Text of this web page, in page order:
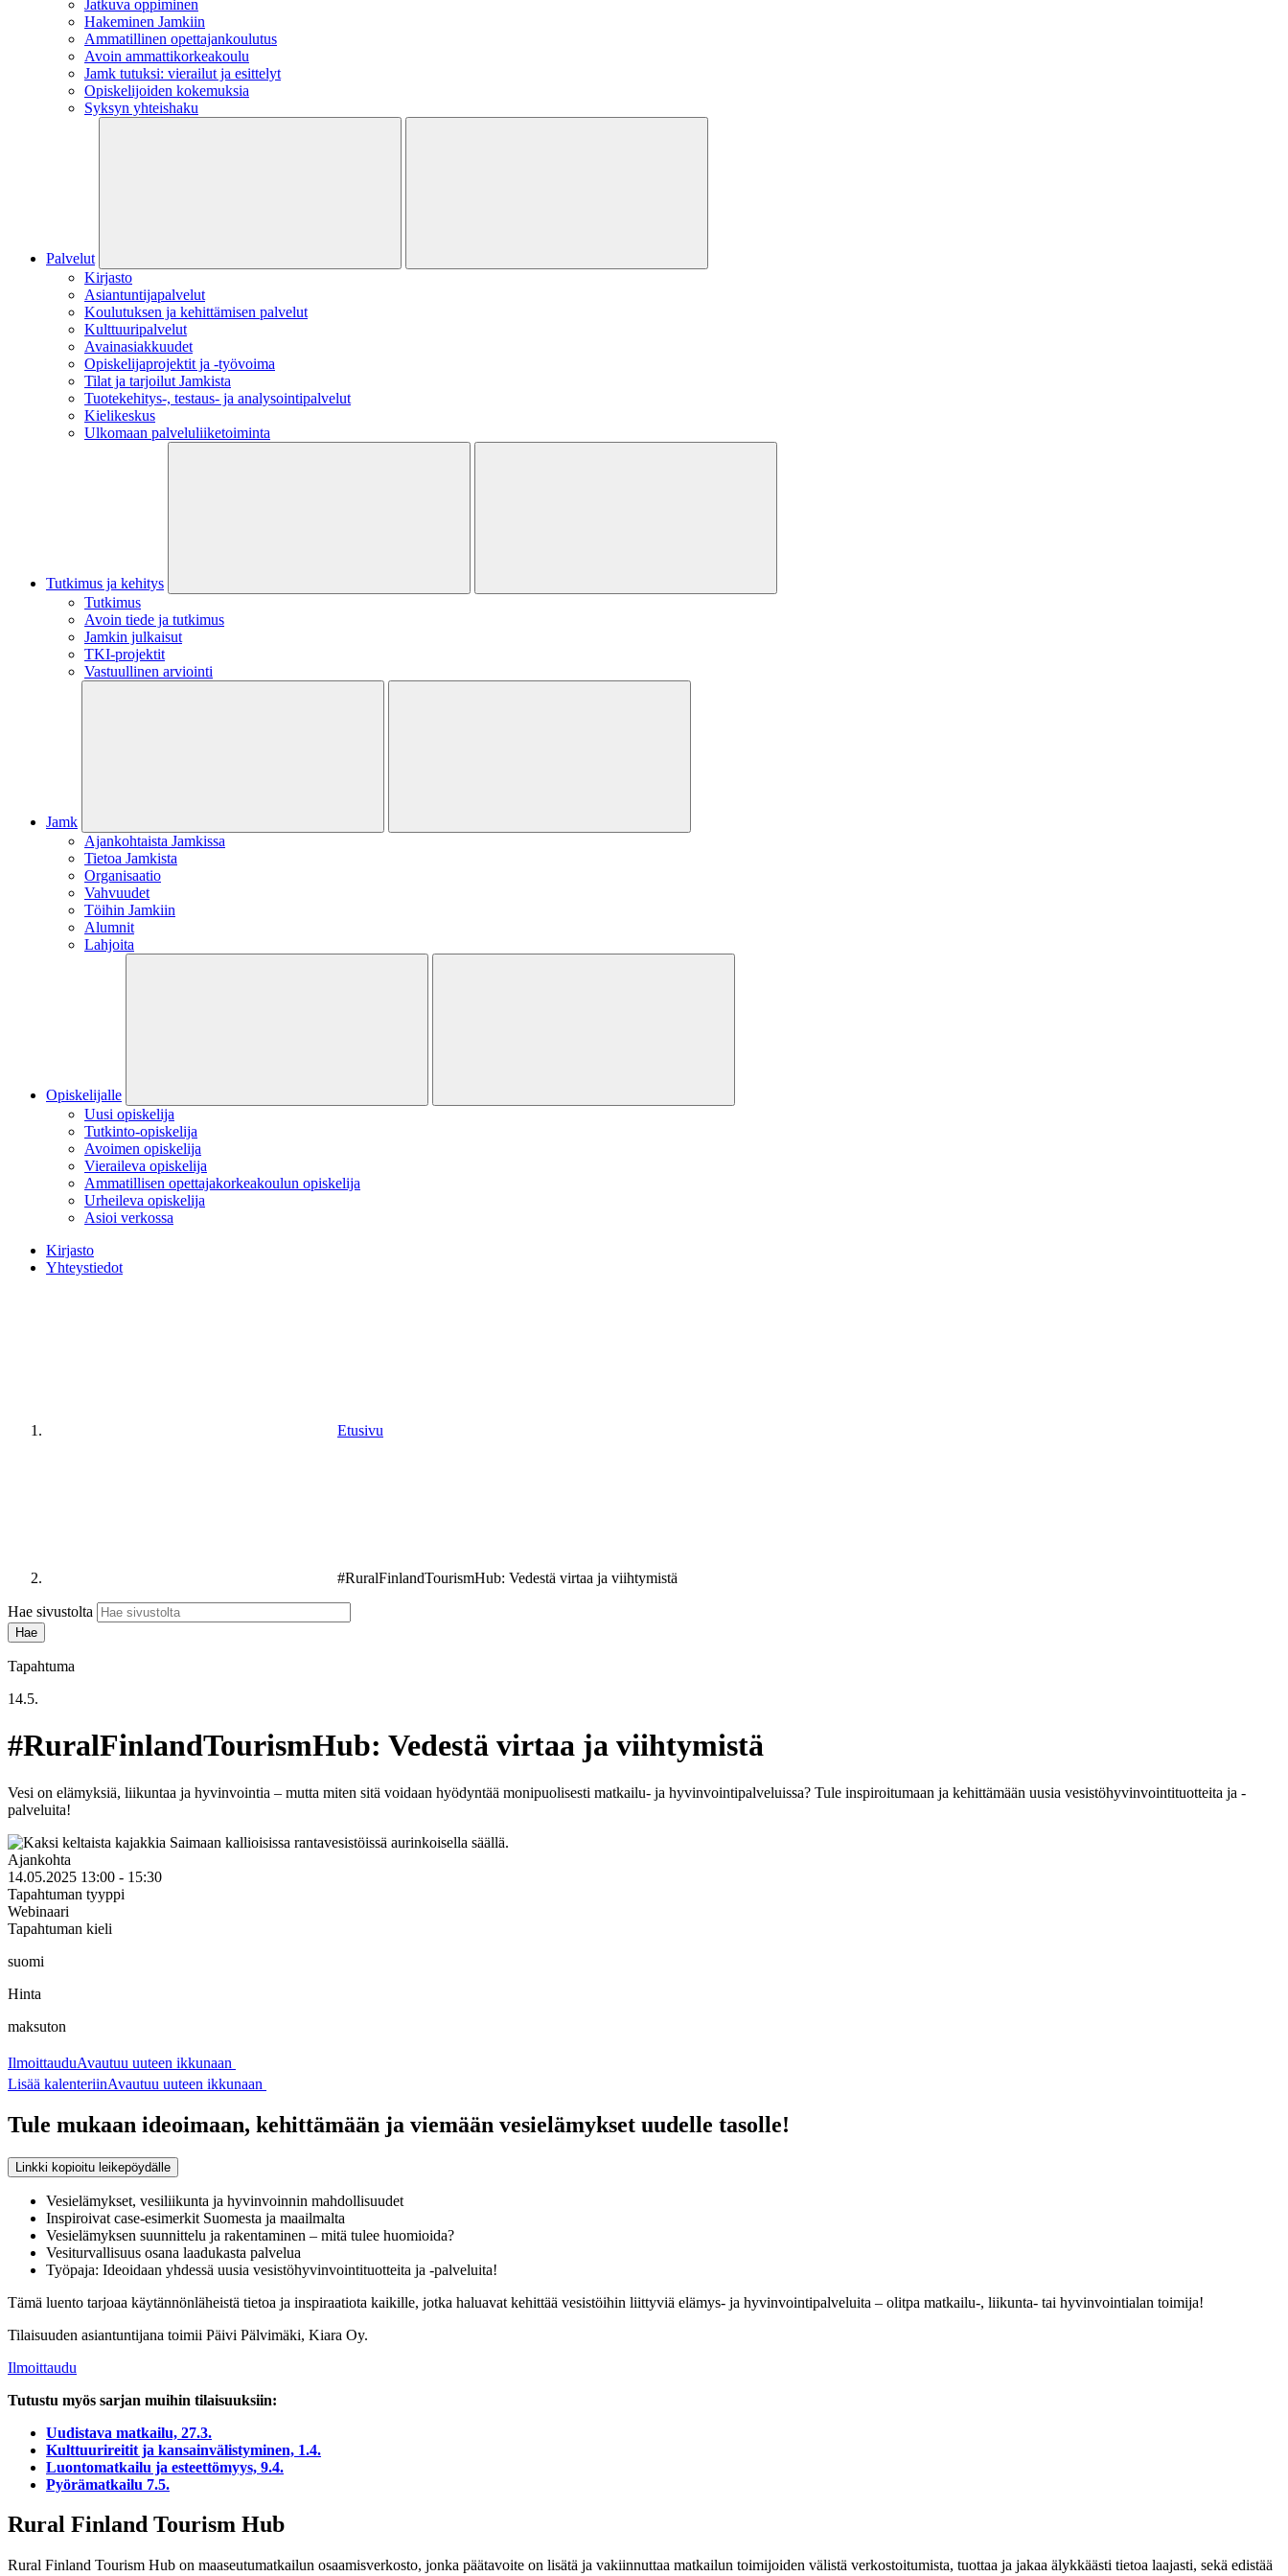
Jatkuva oppiminen
Hakeminen Jamkiin
Ammatillinen opettajankoulutus
Avoin ammattikorkeakoulu
Jamk tutuksi: vierailut ja esittelyt
Opiskelijoiden kokemuksia
Syksyn yhteishaku
Palvelut
Kirjasto
Asiantuntijapalvelut
Koulutuksen ja kehittämisen palvelut
Kulttuuripalvelut
Avainasiakkuudet
Opiskelijaprojektit​ ja -työvoima
Tilat ja tarjoilut Jamkista
Tuotekehitys-, testaus- ja analysointipalvelut
Kielikeskus
Ulkomaan palveluliiketoiminta
Tutkimus ja kehitys
Tutkimus
Avoin tiede ja tutkimus
Jamkin julkaisut
TKI-projektit
Vastuullinen arviointi
Jamk
Ajankohtaista Jamkissa
Tietoa Jamkista
Organisaatio
Vahvuudet
Töihin Jamkiin
Alumnit
Lahjoita
Opiskelijalle
Uusi opiskelija
Tutkinto-opiskelija
Avoimen opiskelija
Vieraileva opiskelija
Ammatillisen opettajakorkeakoulun opiskelija
Urheileva opiskelija
Asioi verkossa
Kirjasto
Yhteystiedot
Etusivu
#RuralFinlandTourismHub: Vedestä virtaa ja viihtymistä
Hae sivustolta
Tapahtuma
14.5.
#RuralFinlandTourismHub: Vedestä virtaa ja viihtymistä
Vesi on elämyksiä, liikuntaa ja hyvinvointia – mutta miten sitä voidaan hyödyntää monipuolisesti matkailu- ja hyvinvointipalveluissa? Tule inspiroitumaan ja kehittämään uusia vesistöhyvinvointituotteita ja -
palveluita!
Ajankohta
14.05.2025 13:00 - 15:30
Tapahtuman tyyppi
Webinaari
Tapahtuman kieli
suomi
Hinta
maksuton
IlmoittauduAvautuu uuteen ikkunaan
Lisää kalenteriinAvautuu uuteen ikkunaan
Tule mukaan ideoimaan, kehittämään ja viemään vesielämykset uudelle tasolle!
Linkki kopioitu leikepöydälle
Vesielämykset, vesiliikunta ja hyvinvoinnin mahdollisuudet
Inspiroivat case-esimerkit Suomesta ja maailmalta
Vesielämyksen suunnittelu ja rakentaminen – mitä tulee huomioida?
Vesiturvallisuus osana laadukasta palvelua
Työpaja: Ideoidaan yhdessä uusia vesistöhyvinvointituotteita ja -palveluita!
Tämä luento tarjoaa käytännönläheistä tietoa ja inspiraatiota kaikille, jotka haluavat kehittää vesistöihin liittyviä elämys- ja hyvinvointipalveluita – olitpa matkailu-, liikunta- tai hyvinvointialan toimija!
Tilaisuuden asiantuntijana toimii Päivi Pälvimäki, Kiara Oy.
Ilmoittaudu
Tutustu myös sarjan muihin tilaisuuksiin:
Uudistava matkailu, 27.3.
Kulttuurireitit ja kansainvälistyminen, 1.4.
Luontomatkailu ja esteettömyys, 9.4.
Pyörämatkailu 7.5.
Rural Finland Tourism Hub
Rural Finland Tourism Hub on maaseutumatkailun osaamisverkosto, jonka päätavoite on lisätä ja vakiinnuttaa matkailun toimijoiden välistä verkostoitumista, tuottaa ja jakaa älykkäästi tietoa laajasti, sekä edistää